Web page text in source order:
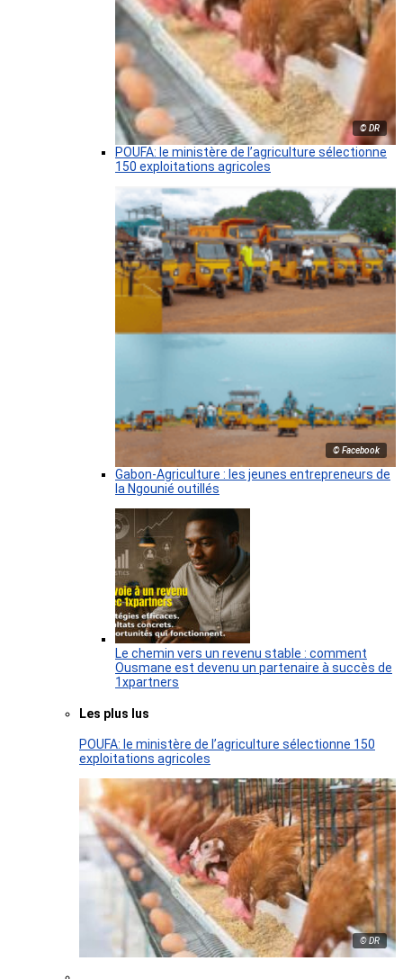
© DR
POUFA: le ministère de l’agriculture sélectionne
150 exploitations agricoles
© Facebook
Gabon-Agriculture : les jeunes entrepreneurs de
la Ngounié outillés
Le chemin vers un revenu stable : comment
Ousmane est devenu un partenaire à succès de
1xpartners
Les plus lus
POUFA: le ministère de l’agriculture sélectionne 150
exploitations agricoles
© DR